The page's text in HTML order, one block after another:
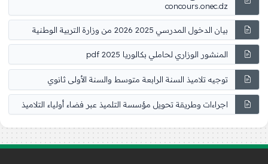
concours.onec.dz
بيان الدخول المدرسي 2025 2026 من وزارة التربية الوطنية
المنشور الوزاري لحاملي بكالوريا 2025 pdf
توجيه تلاميذ السنة الرابعة متوسط والسنة الأولى ثانوي
اجراءات وطريقة تحويل مؤسسة التلميذ عبر فضاء أولياء التلاميذ